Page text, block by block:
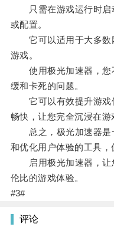
只需在游戏运行时启
或配置。
它可以适用于大多数
游戏。
使用极光加速器，您
缓和卡死的问题。
它可以有效提升游戏
畅快，让您完全沉浸在游
总之，极光加速器是
和优化用户体验的工具，
启用极光加速器，让
伦比的游戏体验。
#3#
评论